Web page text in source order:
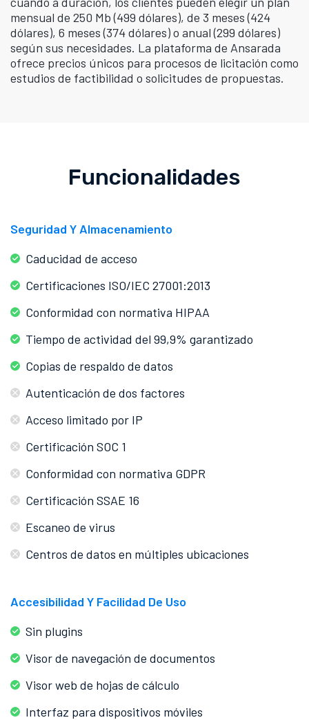
mensual de 250 Mb (499 dólares), de 3 meses (424
dólares), 6 meses (374 dólares) o anual (299 dólares)
según sus necesidades. La plataforma de Ansarada
ofrece precios únicos para procesos de licitación como
estudios de factibilidad o solicitudes de propuestas.
Funcionalidades
Seguridad Y Almacenamiento
Caducidad de acceso
Certificaciones ISO/IEC 27001:2013
Conformidad con normativa HIPAA
Tiempo de actividad del 99,9% garantizado
Copias de respaldo de datos
Autenticación de dos factores
Acceso limitado por IP
Certificación SOC 1
Conformidad con normativa GDPR
Certificación SSAE 16
Escaneo de virus
Centros de datos en múltiples ubicaciones
Accesibilidad Y Facilidad De Uso
Sin plugins
Visor de navegación de documentos
Visor web de hojas de cálculo
Interfaz para dispositivos móviles